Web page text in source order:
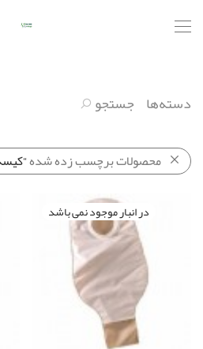
دسته‌ها جستجو
محصولات برچسب زده شده